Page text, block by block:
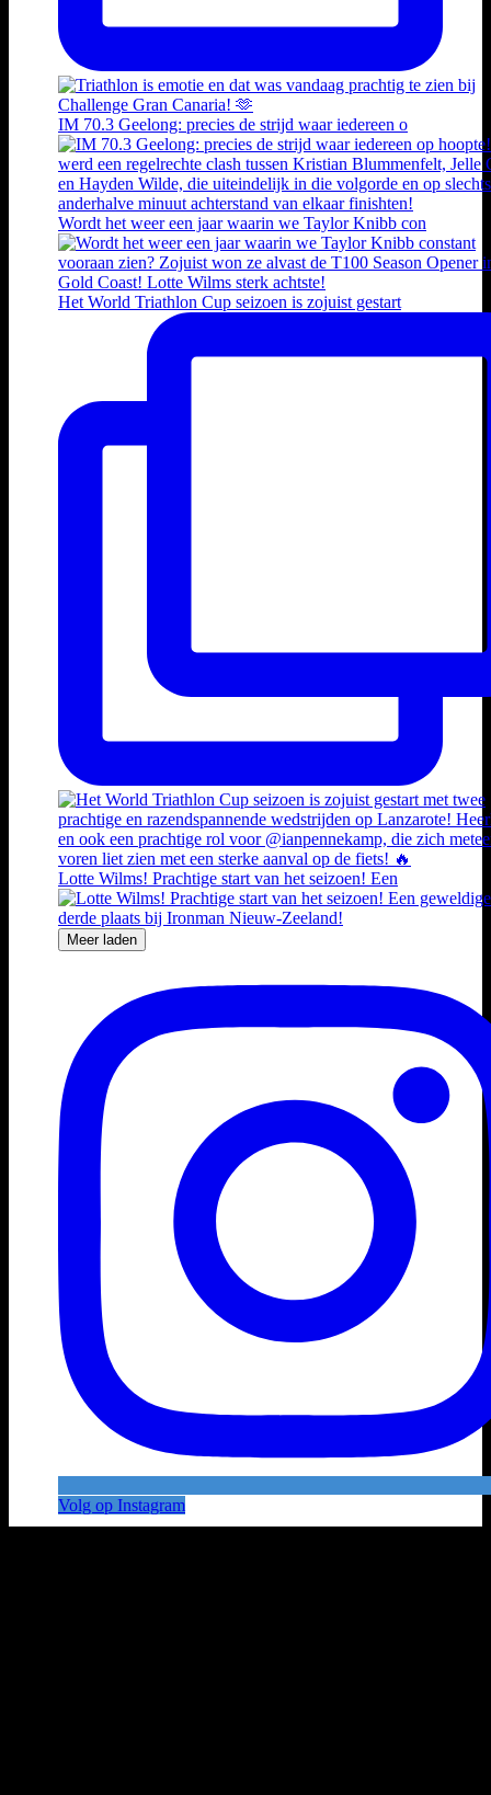
IM 70.3 Geelong: precies de strijd waar iedereen o
Wordt het weer een jaar waarin we Taylor Knibb con
Het World Triathlon Cup seizoen is zojuist gestart
Lotte Wilms! Prachtige start van het seizoen! Een
Meer laden
Volg op Instagram